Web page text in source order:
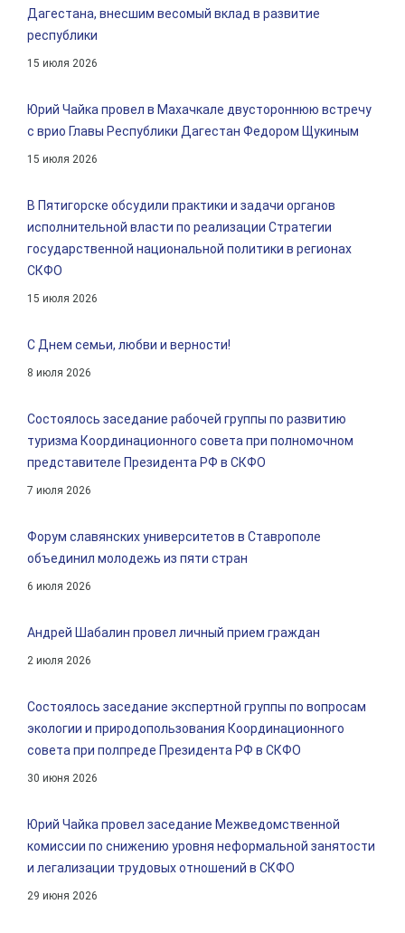
Дагестана, внесшим весомый вклад в развитие
республики
15 июля 2026
Юрий Чайка провел в Махачкале двустороннюю встречу
с врио Главы Республики Дагестан Федором Щукиным
15 июля 2026
В Пятигорске обсудили практики и задачи органов
исполнительной власти по реализации Стратегии
государственной национальной политики в регионах
СКФО
15 июля 2026
С Днем семьи, любви и верности!
8 июля 2026
Состоялось заседание рабочей группы по развитию
туризма Координационного совета при полномочном
представителе Президента РФ в СКФО
7 июля 2026
Форум славянских университетов в Ставрополе
объединил молодежь из пяти стран
6 июля 2026
Андрей Шабалин провел личный прием граждан
2 июля 2026
Состоялось заседание экспертной группы по вопросам
экологии и природопользования Координационного
совета при полпреде Президента РФ в СКФО
30 июня 2026
Юрий Чайка провел заседание Межведомственной
комиссии по снижению уровня неформальной занятости
и легализации трудовых отношений в СКФО
29 июня 2026